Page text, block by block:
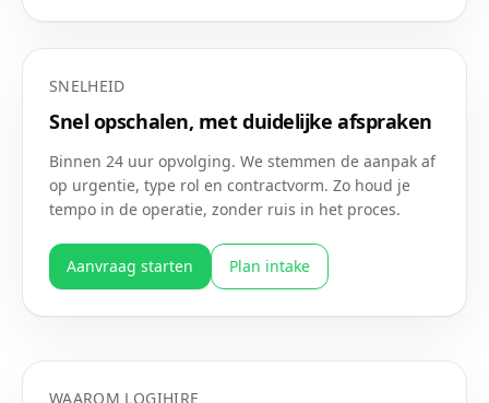
SNELHEID
Snel opschalen, met duidelijke afspraken
Binnen 24 uur opvolging. We stemmen de aanpak af
op urgentie, type rol en contractvorm. Zo houd je
tempo in de operatie, zonder ruis in het proces.
Aanvraag starten Plan intake
WAAROM LOGIHIRE